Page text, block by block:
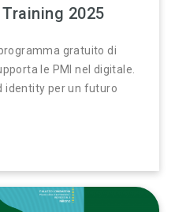
2025
gratuito di
le PMI nel digitale.
identity per un futuro